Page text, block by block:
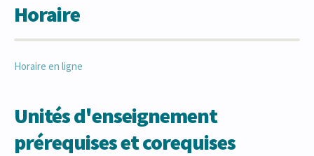
Horaire
Horaire en ligne
Unités d'enseignement
prérequises et corequises